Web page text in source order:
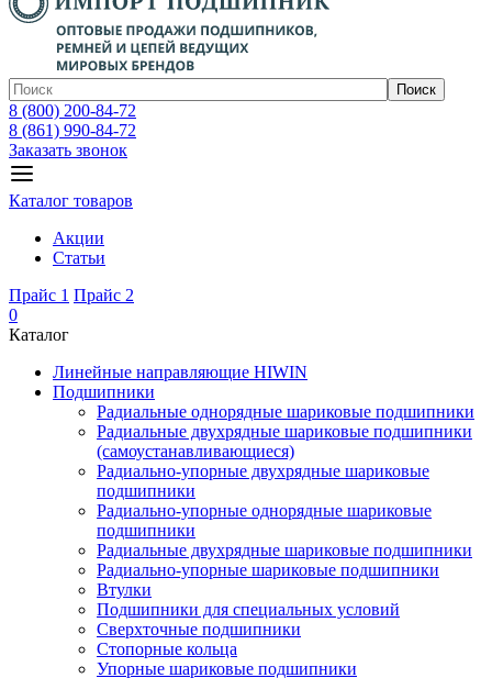
Поиск
8 (800) 200-84-72
8 (861) 990-84-72
Заказать звонок
Каталог товаров
Акции
Статьи
Прайс 1 Прайс 2
0
Каталог
Линейные направляющие HIWIN
Подшипники
Радиальные однорядные шариковые подшипники
Радиальные двухрядные шариковые подшипники
(самоустанавливающиеся)
Радиально-упорные двухрядные шариковые
подшипники
Радиально-упорные однорядные шариковые
подшипники
Радиальные двухрядные шариковые подшипники
Радиально-упорные шариковые подшипники
Втулки
Подшипники для специальных условий
Сверхточные подшипники
Стопорные кольца
Упорные шариковые подшипники